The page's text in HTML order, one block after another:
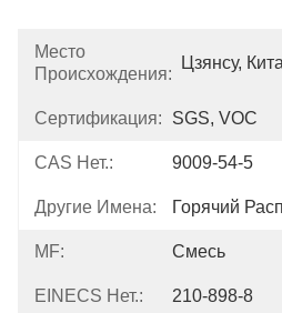
Место
Происхождения:
Цзянсу,
Сертификация: SGS, VOC
CAS Нет.: 9009-54-5
Другие Имена: Горячий
MF: Смесь
EINECS Нет.: 210-898-8